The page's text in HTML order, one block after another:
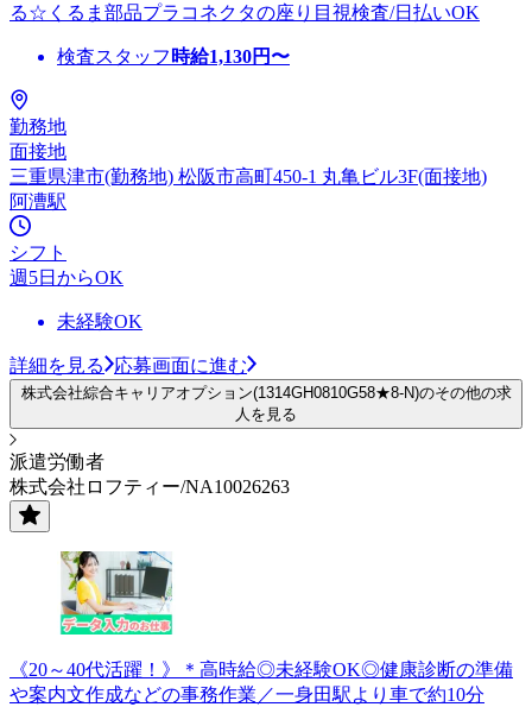
る☆くるま部品プラコネクタの座り目視検査/日払いOK
検査スタッフ 時給1,130円〜
勤務地
面接地
三重県津市(勤務地) 松阪市高町450-1 丸亀ビル3F(面接地)
阿漕駅
シフト
週5日からOK
未経験OK
詳細を見る 応募画面に進む
株式会社綜合キャリアオプション(1314GH0810G58★8-N)のその他の求
人を見る
派遣労働者
株式会社ロフティー/NA10026263
《20～40代活躍！》＊高時給◎未経験OK◎健康診断の準備
や案内文作成などの事務作業／一身田駅より車で約10分